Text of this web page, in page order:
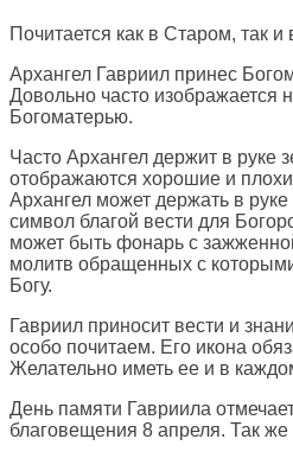
Почитается как в Старом, так
Архангел Гавриил принес
Довольно часто изображается
Богоматерью.
Часто Архангел держит в руке
отображаются хорошие и
Архангел может держать в руке
символ благой вести для
может быть фонарь с
молитв обращенных с
Богу.
Гавриил приносит вести и
особо почитаем. Его икона
Желательно иметь ее и в
День памяти Гавриила
благовещения 8 апреля. Так